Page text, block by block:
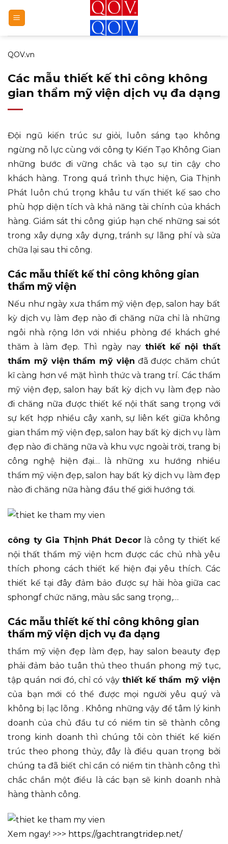
qua
nội
dung
QOV.vn
Các mẫu thiết kế thi công không
gian thẩm mỹ viện dịch vụ đa dạng
Đội ngũ kiến trúc sư giỏi, luôn sáng tạo không
ngừng nỗ lực cùng với công ty Kiến Tạo Không Gian
những bước đi vững chắc và tạo sự tin cậy cho
khách hàng. Trong quá trình thực hiện, Gia Thịnh
Phát luôn chú trọng khâu tư vấn thiết kế sao cho
phù hợp diện tích và khả năng tài chính của khách
hàng. Giám sát thi công giúp hạn chế những sai sót
trong xây dựng xây dựng, tránh sự lãng phí và sửa
chữa lại sau thi công.
Các mẫu thiết kế thi công không gian
thẩm mỹ viện
Nếu như ngày xưa thẩm mỹ viện đẹp, salon hay bất
kỳ dịch vụ làm đẹp nào đi chăng nữa chỉ là những
ngôi nhà rộng lớn với nhiều phòng để khách ghé
thăm à làm đẹp. Thì ngày nay thiết kế nội thất
thẩm mỹ viện thẩm mỹ viện đã được chăm chút
kĩ càng hơn về mặt hình thức và trang trí. Các thẩm
mỹ viện đẹp, salon hay bất kỳ dịch vụ làm đẹp nào
đi chăng nữa được thiết kế nội thất sang trọng với
sự kết hợp nhiều cây xanh, sự liên kết giữa không
gian thẩm mỹ viện đẹp, salon hay bất kỳ dịch vụ làm
đẹp nào đi chăng nữa và khu vực ngoài trời, trang bị
công nghệ hiện đại… là những xu hướng nhiều
thẩm mỹ viện đẹp, salon hay bất kỳ dịch vụ làm đẹp
nào đi chăng nữa hàng đầu thế giới hướng tới.
công ty Gia Thịnh Phát Decorlà công ty thiết kế
nội thất thẩm mỹ viện hcm được các chủ nhà yêu
thích phong cách thiết kế hiện đại yêu thích. Các
thiết kế tại đây đảm bảo được sự hài hòa giữa cac
sphongf chức năng, màu sắc sang trọng,…
Các mẫu thiết kế thi công không gian
thẩm mỹ viện dịch vụ đa dạng
thẩm mỹ viện đẹp làm đẹp, hay salon beauty đẹp
phải đảm bảo tuân thủ theo thuần phong mỹ tục,
tập quán nơi đó, chỉ có vậy thiết kế thẩm mỹ viện
của bạn mới có thể được mọi người yêu quý và
không bị lạc lõng . Không những vậy để tâm lý kinh
doanh của chủ đầu tư có niềm tin sẽ thành công
trong kinh doanh thì chúng tôi còn thiết kế kiến
trúc theo phong thủy, đây là điều quan trọng bởi
chúng ta đã biết chỉ cần có niềm tin thành công thì
chắc chắn một điều là các bạn sẽ kinh doanh nhà
hàng thành công.
Xem ngay! >>> https://gachtrangtridep.net/